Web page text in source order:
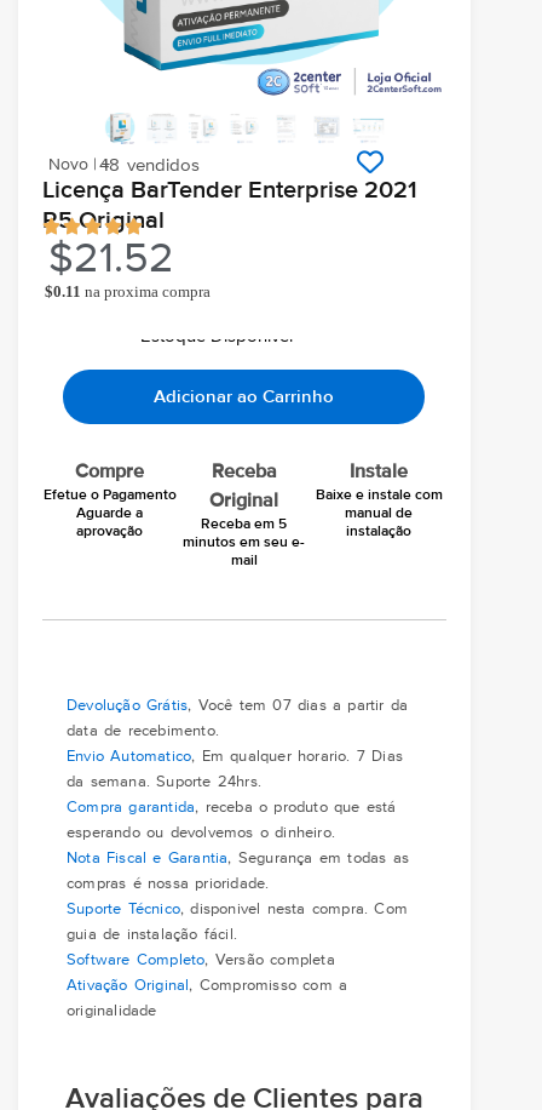
Novo | +48 vendidos
Licença BarTender Enterprise 2021
R5 Original
$21.52
Chegará grátis hojeEm seu email
Ao comprar você ganha
Estoque Disponivel
Devolução Grátis, Você tem 07 dias a partir da
data de recebimento.
Envio Automatico, Em qualquer horario. 7 Dias
da semana. Suporte 24hrs.
Compra garantida, receba o produto que está
esperando ou devolvemos o dinheiro.
Nota Fiscal e Garantia, Segurança em todas as
compras é nossa prioridade.
Suporte Técnico, disponivel nesta compra. Com
guia de instalação fácil.
Software Completo, Versão completa
Ativação Original , Compromisso com a
originalidade
$0.11 na proxima compra
Adicionar ao Carrinho
Avaliações de Clientes para
Compre
Efetue o Pagamento
Aguarde a
aprovação
Receba
Original
Receba em 5
minutos em seu e-
mail
Instale
Baixe e instale com
manual de
instalação